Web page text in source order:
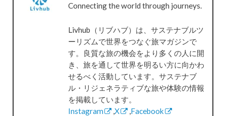
Connecting the world through journeys.
Livhub（リブハブ）は、サステナブルツ
ーリズムで世界をつなぐ旅マガジンで
す。良質な旅の機会をより多くの人に開
き、旅を通して世界を明るい方に向かわ
せるべく活動しています。サステナブ
ル・リジェネラティブな旅や体験の情報
を掲載しています。
Instagram
X Facebook